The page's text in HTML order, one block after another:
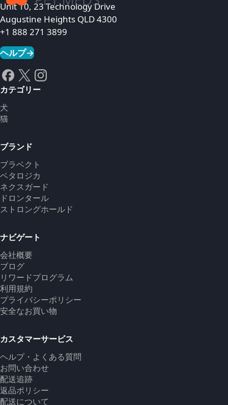
Unit 10, 23 Technology Drive
Augustine Heights QLD 4300
+1 888 271 3899
ヘルプ→
カテゴリー
犬
猫
ブランド
ブラベクト
ベタロジカ
ネクスガード
ドロンタール
ストロングホールド
ナビゲート
会社概要
ブログ
リワードプログラム
利用規約
プライバシーポリシー
安全なお買い物
カスタマーサービス
ヘルプ・よくある質問
お問い合わせ
配送追跡
返品ポリシー
配送について